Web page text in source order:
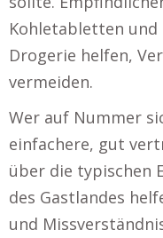
Kohletabletten und
Drogerie helfen,
vermeiden.
Wer auf Nummer
einfachere, gut
über die typischen
des Gastlandes
und